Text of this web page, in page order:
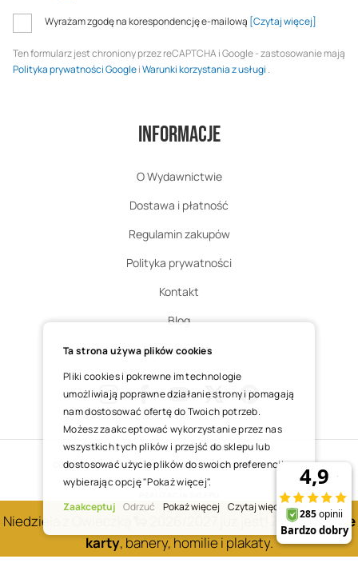
Wyrażam zgodę na korespondencję e-mailową [Czytaj więcej]
Niedziela z Owieczką 🐑 2026/2027 już jest! Zobacznowe
karty, banery, homilie i plakaty.
Ten formularz jest chroniony przez reCAPTCHA i Google - zastosowanie mają
Polityka prywatności GoogleiWarunki korzystania z usługi .
Informacje
O Wydawnictwie
Dostawa i płatność
Regulamin zakupów
Polityka prywatności
Kontakt
Blog
Zgłoś zwrot
InstagramFacebookYoutube
X Pinterest
COPYRIGHT © 2025 ŚWIĘTY WOJCIECH DOM MEDIALNY SP. Z O.O.
Ta strona używa plików cookies
Pliki cookies i pokrewne im technologie
umożliwiają poprawne działanie strony i pomagają
nam dostosować ofertę do Twoich potrzeb.
Możesz zaakceptować wykorzystanie przez nas
wszystkich tych plików i przejść do sklepu lub
dostosować użycie plików do swoich preferencji,
wybierając opcję "Pokaż więcej".
Zaakceptuj Odrzuć Pokaż więcej Czytaj więcej